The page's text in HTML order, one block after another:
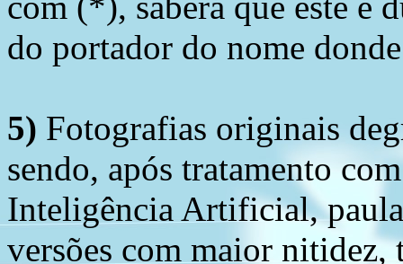
do portador do nome
5) Fotografias originais
sendo, após tratamento
Inteligência Artificial,
versões com maior nitidez,